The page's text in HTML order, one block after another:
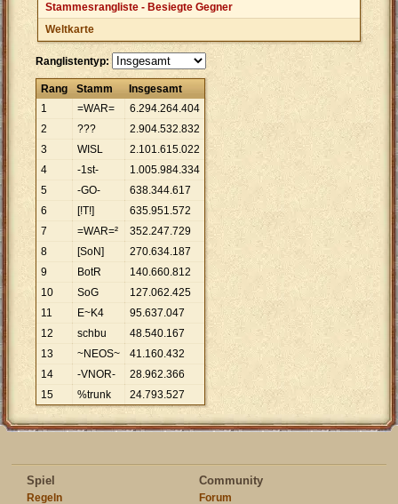
Stammesrangliste - Besiegte Gegner
Weltkarte
Ranglistentyp:
Rang Stamm
Insgesamt
1
=WAR= 6.294.264.404
2
??? 2.904.532.832
3
WISL 2.101.615.022
4
-1st- 1.005.984.334
5
-GO- 638.344.617
6
[!T!] 635.951.572
7
=WAR=² 352.247.729
8
[SoN] 270.634.187
9
BotR 140.660.812
10
SoG 127.062.425
11
E~K4 95.637.047
12
schbu 48.540.167
13
~NEOS~ 41.160.432
14
-VNOR- 28.962.366
15
%trunk 24.793.527
Spiel
Regeln
Community
Forum